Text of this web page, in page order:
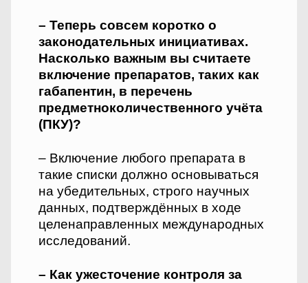
– Теперь совсем коротко о
законодательных инициативах.
Насколько важным вы считаете
включение препаратов, таких как
габапентин, в перечень
предметно­количественного учёта
(ПКУ)?
– Включение любого препарата в
такие списки должно основываться
на убедительных, строго научных
данных, подтверждённых в ходе
целенаправленных международных
исследований.
– Как ужесточение контроля за